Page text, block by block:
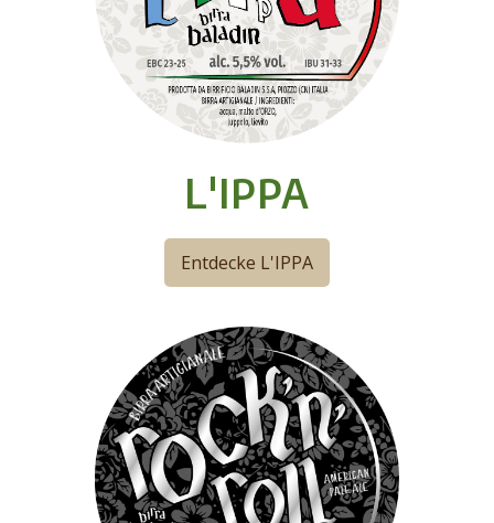
L'IPPA
Entdecke L'IPPA